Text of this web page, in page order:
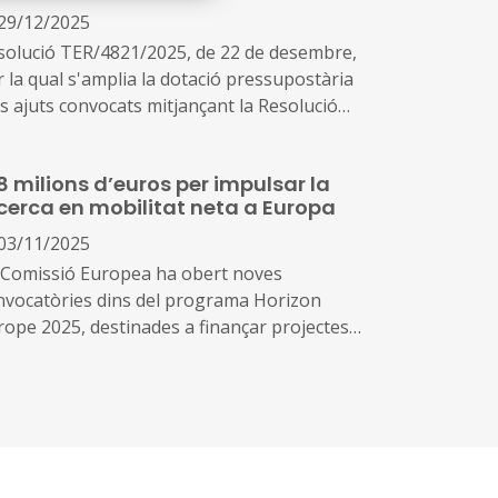
ambiciós objectiu que requereix de la
dels governs subestatals per la
proximitat i capacitat d'influència sobre
fonts d'emissions contaminants
12/2025
TER/4821/2025, de 22 de desembre,
la qual s'amplia la dotació pressupostària
ajuts convocats mitjançant la Resolució
de subvencions del Programa
a la mobilitat elèctrica, Programa
III 2025
milions d’euros per impulsar la
en mobilitat neta a Europa
11/2025
Europea ha obert noves
dins del programa Horizon
2025, destinades a finançar projectes